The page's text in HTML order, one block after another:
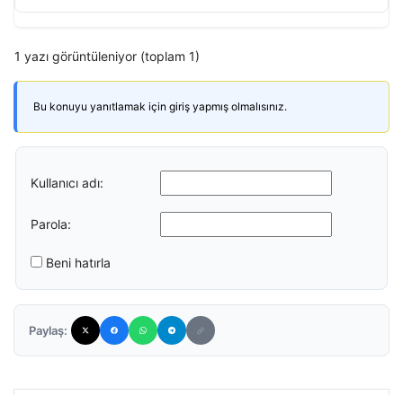
1 yazı görüntüleniyor (toplam 1)
Bu konuyu yanıtlamak için giriş yapmış olmalısınız.
Kullanıcı adı:
Parola:
Beni hatırla
Paylaş: